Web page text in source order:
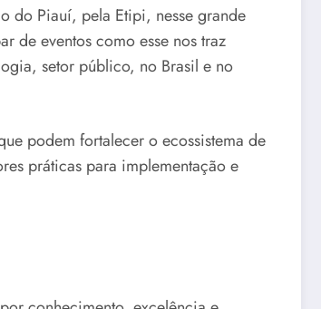
do Piauí, pela Etipi, nesse grande
de eventos como esse nos traz
setor público, no Brasil e no
podem fortalecer o ecossistema de
práticas para implementação e